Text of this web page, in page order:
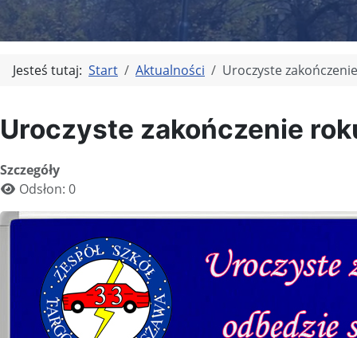
Jesteś tutaj: Start Aktualności Uroczyste
Uroczyste zakończenie
Szczegóły
Odsłon: 0